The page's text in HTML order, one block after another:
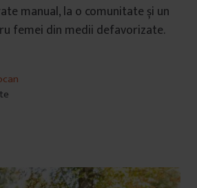
manual, la o comunitate și un
femei din medii defavorizate.